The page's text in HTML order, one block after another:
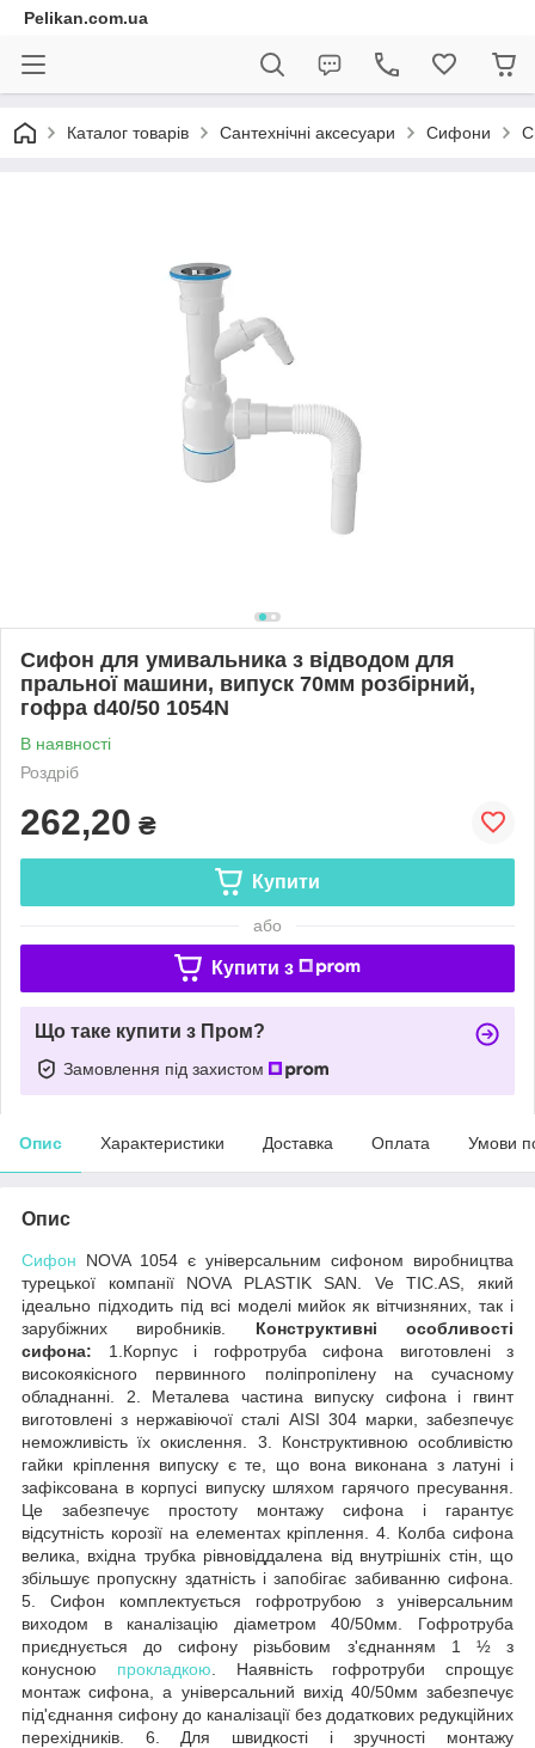
Pelikan.com.ua
Каталог товарів Сантехнічні аксесуари Сифони
Сифон для умивальника з відводом для
пральної машини, випуск 70мм розбірний,
гофра d40/50 1054N
В наявності
Роздріб
262,20 ₴
Купити
або
Купити з
Що таке купити з Пром?
Замовлення під захистом
Опис Характеристики Доставка Оплата Умови
Опис
Сифон NOVA 1054 є універсальним сифоном виробництва
турецької компанії NOVA PLASTIK SAN. Ve TIC.AS, який
ідеально підходить під всі моделі мийок як вітчизняних, так і
зарубіжних виробників. Конструктивні особливості
сифона: 1.Корпус і гофротруба сифона виготовлені з
високоякісного первинного поліпропілену на сучасному
обладнанні. 2. Металева частина випуску сифона і гвинт
виготовлені з нержавіючої сталі AISI 304 марки, забезпечує
неможливість їх окислення. 3. Конструктивною особливістю
гайки кріплення випуску є те, що вона виконана з латуні і
зафіксована в корпусі випуску шляхом гарячого пресування.
Це забезпечує простоту монтажу сифона і гарантує
відсутність корозії на елементах кріплення. 4. Колба сифона
велика, вхідна трубка рівновіддалена від внутрішніх стін, що
збільшує пропускну здатність і запобігає забиванню сифона.
5. Сифон комплектується гофротрубою з універсальним
виходом в каналізацію діаметром 40/50мм. Гофротруба
приєднується до сифону різьбовим з'єднанням 1 ½ з
конусною прокладкою . Наявність гофротруби спрощує
монтаж сифона, а універсальний вихід 40/50мм забезпечує
під'єднання сифону до каналізації без додаткових редукційних
перехідників. 6. Для швидкості і зручності монтажу